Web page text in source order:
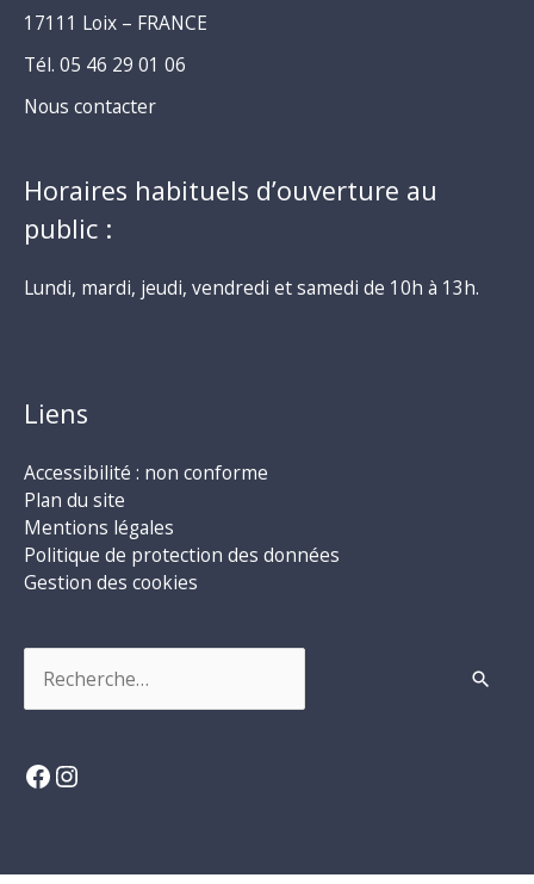
17111 Loix – FRANCE
Tél. 05 46 29 01 06
Nous contacter
Horaires habituels d’ouverture au
public :
Lundi, mardi, jeudi, vendredi et samedi de 10h à 13h.
Liens
Accessibilité : non conforme
Plan du site
Mentions légales
Politique de protection des données
Gestion des cookies
Facebook
Instagram